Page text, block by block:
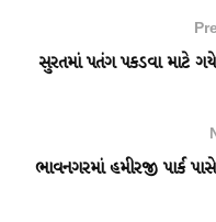
સુરતમાં પતંગ પકડવા માટે
ભાવનગરમાં હમીરજી પાર્ક